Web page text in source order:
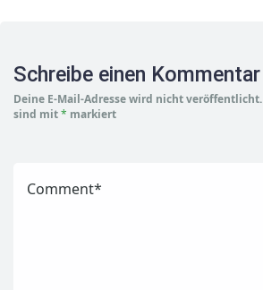
Schreibe einen Kommentar
Deine E-Mail-Adresse wird nicht veröffentlicht.
sind mit* markiert